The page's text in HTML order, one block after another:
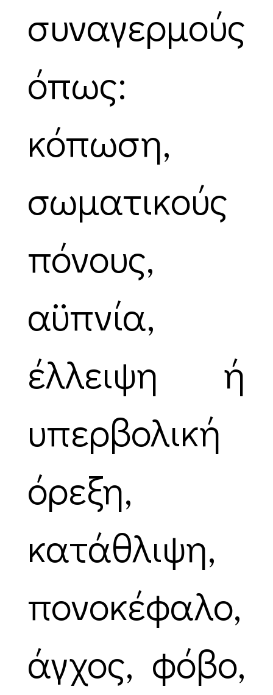
συναγερμούς
όπως:
κόπωση,
σωματικούς
πόνους,
αϋπνία,
έλλειψη ή
υπερβολική
όρεξη,
κατάθλιψη,
πονοκέφαλο,
άγχος, φόβο,